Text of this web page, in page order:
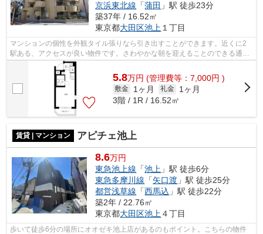
京浜東北線 「蒲田 」駅 徒歩23分
築37年 / 16.52㎡
東京都大田区池上 １丁目
マンションの個性を外観タイル張りなら引き出すことができます。近くに2
駅ある、アクセスが良い物件です。さわやかな朝を迎えることのできる通風
良好なマンション。通勤やお出かけに便...
5.8万円 (管理費等：7,000円 )
敷金 1ヶ月 礼金
1ヶ月
3階 / 1R / 16.52㎡
賃貸 | マンション アピチェ池上
8.6万円
東急池上線 「池上 」駅 徒歩6分
東急多摩川線 「矢口渡 」駅 徒歩25分
都営浅草線 「西馬込 」駅 徒歩22分
築2年 / 22.76㎡
東京都大田区池上 ４丁目
歩いて徒歩6分の場所にオオゼキ池上店があるのもポイント。こちらの物件